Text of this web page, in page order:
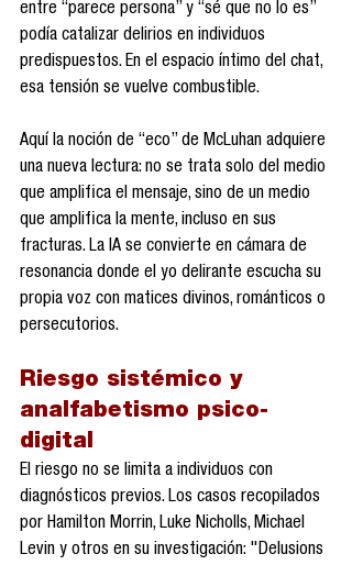
entre “parece persona” y “sé que no lo es”
podía catalizar delirios en individuos
predispuestos. En el espacio íntimo del chat,
esa tensión se vuelve combustible.
Aquí la noción de “eco” de McLuhan adquiere
una nueva lectura: no se trata solo del medio
que amplifica el mensaje, sino de un medio
que amplifica la mente, incluso en sus
fracturas. La IA se convierte en cámara de
resonancia donde el yo delirante escucha su
propia voz con matices divinos, románticos o
persecutorios.
Riesgo sistémico y
analfabetismo psico-
digital
El riesgo no se limita a individuos con
diagnósticos previos. Los casos recopilados
por Hamilton Morrin, Luke Nicholls, Michael
Levin y otros en su investigación: "Delusions